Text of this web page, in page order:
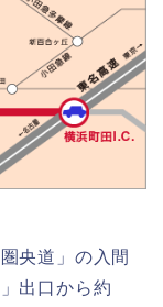
央道」の入間
出口から約